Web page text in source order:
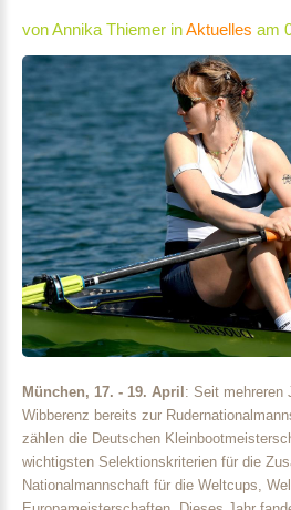
von Annika Thiemer inAktuelles am
München, 17. - 19. April: Seit mehreren
Wibberenz bereits zur
zählen die Deutschen
wichtigsten Selektionskriterien für die
Nationalmannschaft für die Weltcups,